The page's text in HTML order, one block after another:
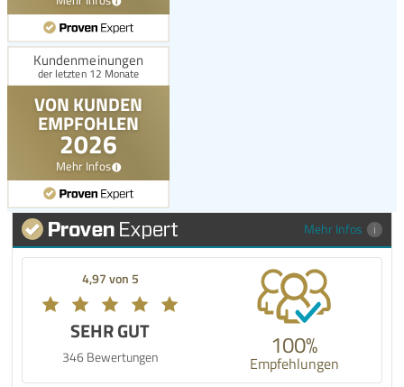
Mehr Infos
4,97 von 5
SEHR GUT
346 Bewertungen 100%
Empfehlungen